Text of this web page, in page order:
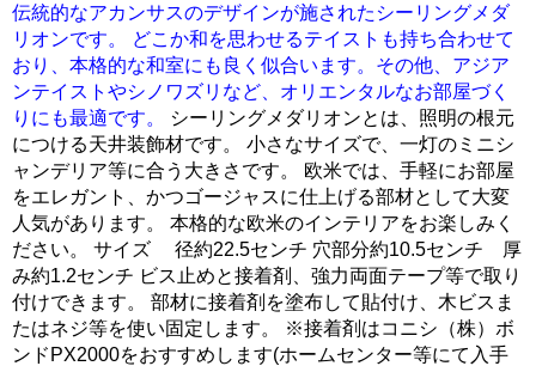
伝統的なアカンサスのデザインが施されたシーリングメダ
リオンです。 どこか和を思わせるテイストも持ち合わせて
おり、本格的な和室にも良く似合います。その他、アジア
ンテイストやシノワズリなど、オリエンタルなお部屋づく
りにも最適です。
シーリングメダリオンとは、照明の根元
につける天井装飾材です。 小さなサイズで、一灯のミニシ
ャンデリア等に合う大きさです。 欧米では、手軽にお部屋
をエレガント、かつゴージャスに仕上げる部材として大変
人気があります。 本格的な欧米のインテリアをお楽しみく
ださい。 サイズ 径約22.5センチ 穴部分約10.5センチ 厚
み約1.2センチ ビス止めと接着剤、強力両面テープ等で取り
付けできます。 部材に接着剤を塗布して貼付け、木ビスま
たはネジ等を使い固定します。 ※接着剤はコニシ（株）ボ
ンドPX2000をおすすめします(ホームセンター等にて入手